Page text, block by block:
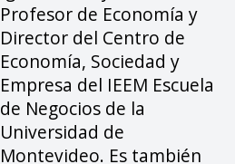
Profesor de Economía y
Director del Centro de
Economía, Sociedad y
Empresa del IEEM Escuela
de Negocios de la
Universidad de
Montevideo. Es también